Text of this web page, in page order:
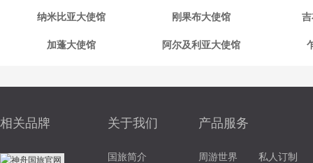
纳米比亚大使馆 刚果布大使馆
加蓬大使馆 阿尔及利亚大使馆
相关品牌 关于我们
国旅简介
产品服务
周游世界
私人订制